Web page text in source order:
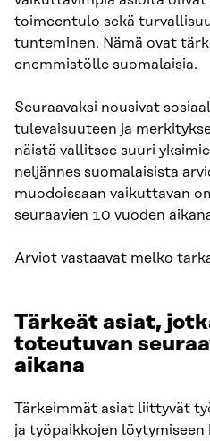
toimeentulo sekä
tunteminen. Nämä ovat
enemmistölle suomalaisia.
Seuraavaksi nousivat
tulevaisuuteen ja
näistä vallitsee suuri
neljännes suomalaisista
muodoissaan vaikuttavan
seuraavien 10 vuoden
Arviot vastaavat melko
Tärkeät asiat,
toteutuvan
aikana​
Tärkeimmät asiat liittyvät
ja työpaikkojen löytymiseen